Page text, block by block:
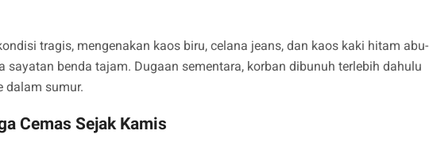
tragis, mengenakan kaos biru, celana jeans, dan kaos kaki hitam abu-
sayatan benda tajam. Dugaan sementara, korban dibunuh terlebih dahulu
dalam sumur.
Cemas Sejak Kamis